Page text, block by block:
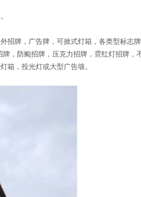
牌，广告牌，可掀式灯箱，各类型标志
，防颱招牌，压克力招牌，霓红灯招牌，
箱，投光灯或大型广告墙。